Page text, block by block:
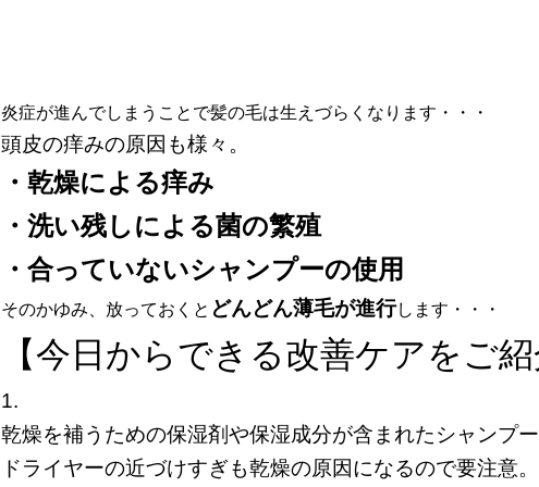
炎症が進んでしまうことで髪の毛は生えづらくなります・・・
頭皮の痒みの原因も様々。
・乾燥による痒み
・洗い残しによる菌の繁殖
・合っていないシャンプーの使用
そのかゆみ、放っておくと どんどん薄毛が進行します・・・
【今日からできる改善ケアをご紹
1.
乾燥を補うための保湿剤や保湿成分が含まれたシャンプー
ドライヤーの近づけすぎも乾燥の原因になるので要注意。